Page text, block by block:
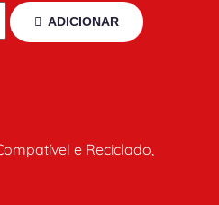
ADICIONAR
e Reciclado,